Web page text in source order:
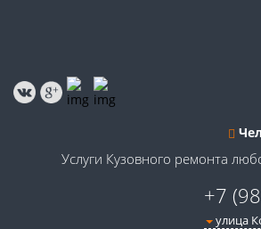
Услуги Кузовного ремонта
+7
улица